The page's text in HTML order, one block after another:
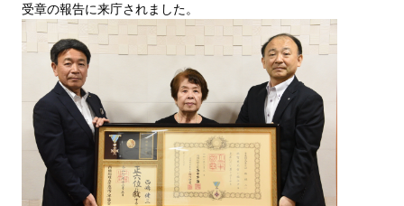
受章の報告に来庁されました。